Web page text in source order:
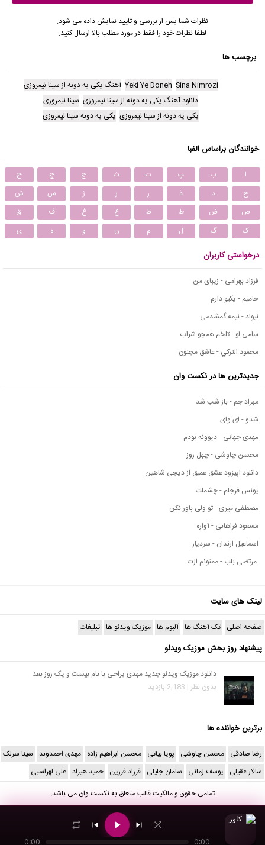
نظرات شما پس از بررسی و تایید نمایش داده می شود.
لطفا نظرات خود را فقط در مورد مطلب بالا ارسال کنید.
برچسب ها
Sina Nimrozi
Yeki Ye Doneh آهنگ یکی یه دونه از سینا نیمروزی
دانلود آهنگ یکی یه دونه از سینا نیمروزی سینا نیمروزی
یکی یه دونه از سینا نیمروزی یکی یه دونه سینا نیمروزی
خوانندگان براساس الفبا
ا ب پ ت ث ج چ
ح
خ
د ذ ر ز ژ س
ش
ص
ض ط ظ ع غ ف
ق
ک
گ ل م ن و ه ی
درخواستی کاربران
فرزاد بهرامی - زیبای من
حامیم - یکیو دارم
نیواد - نیمه گمشدمی
سامی لو - تلخم همچو شراب
محمود التركي - عاشق مجنون
جدیدترین ها در نکست وان
مهراد جم - باز شب شد
شدو - ای وای
مهدی جهانی - دیوونه بودم
محسن چاوشی - چهل روز
دانلود اپیزود عشق عمیق از دیجی شاهین
یونس فرجام - چشمات
مصطفی میری - تو ولی باور نکن
مسعود فراهانی - آواره
اسماعیل ارندان - سردیار
مرتضی باب - ممنونم ازت
0:00
0:00
لینک های سایت
صفحه اصلی تک آهنگ ها آلبوم ها موزیک ویدئو ها تبلیغات
پیشنهاد روز بخش موزیک ویدئو
دانلود موزیک ویدئو جدید مهدی یراحی با نام بیست و یک روز بعد
بدون نظر | 2,183 بازدید
برترین خواننده ها
رضا صادقی محسن چاوشی پویا بیاتی محسن ابراهیم زاده مهدی احمدوند سینا سرلک
سالار عقیلی یوسف زمانی سامان جلیلی فرزاد فرزین حمید هیراد علی لهراسبی
تمامی حقوق و مالکیت قالب متعلق بهنکست وانمی باشد.